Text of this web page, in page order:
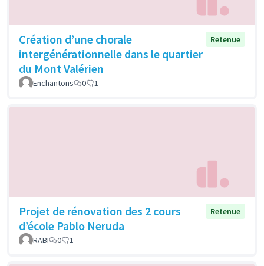
Création d’une chorale
intergénérationnelle dans le quartier
du Mont Valérien
Retenue
Enchantons 0 1
Projet de rénovation des 2 cours
d’école Pablo Neruda
Retenue
RABI 0 1